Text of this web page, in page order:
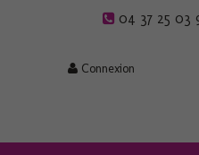
04 37 25 03
Connexion